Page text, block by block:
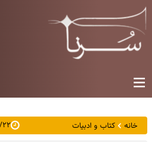
خانه کتاب و ادبیات